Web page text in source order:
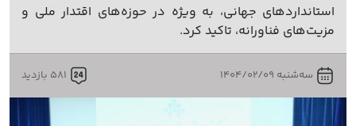
استانداردهای جهانی، به ویژه در حوزه‌های اقتدار ملی و
مزیت‌های فناورانه، تاکید کرد.
سه‌شنبه 1404/02/09 581 بازدید